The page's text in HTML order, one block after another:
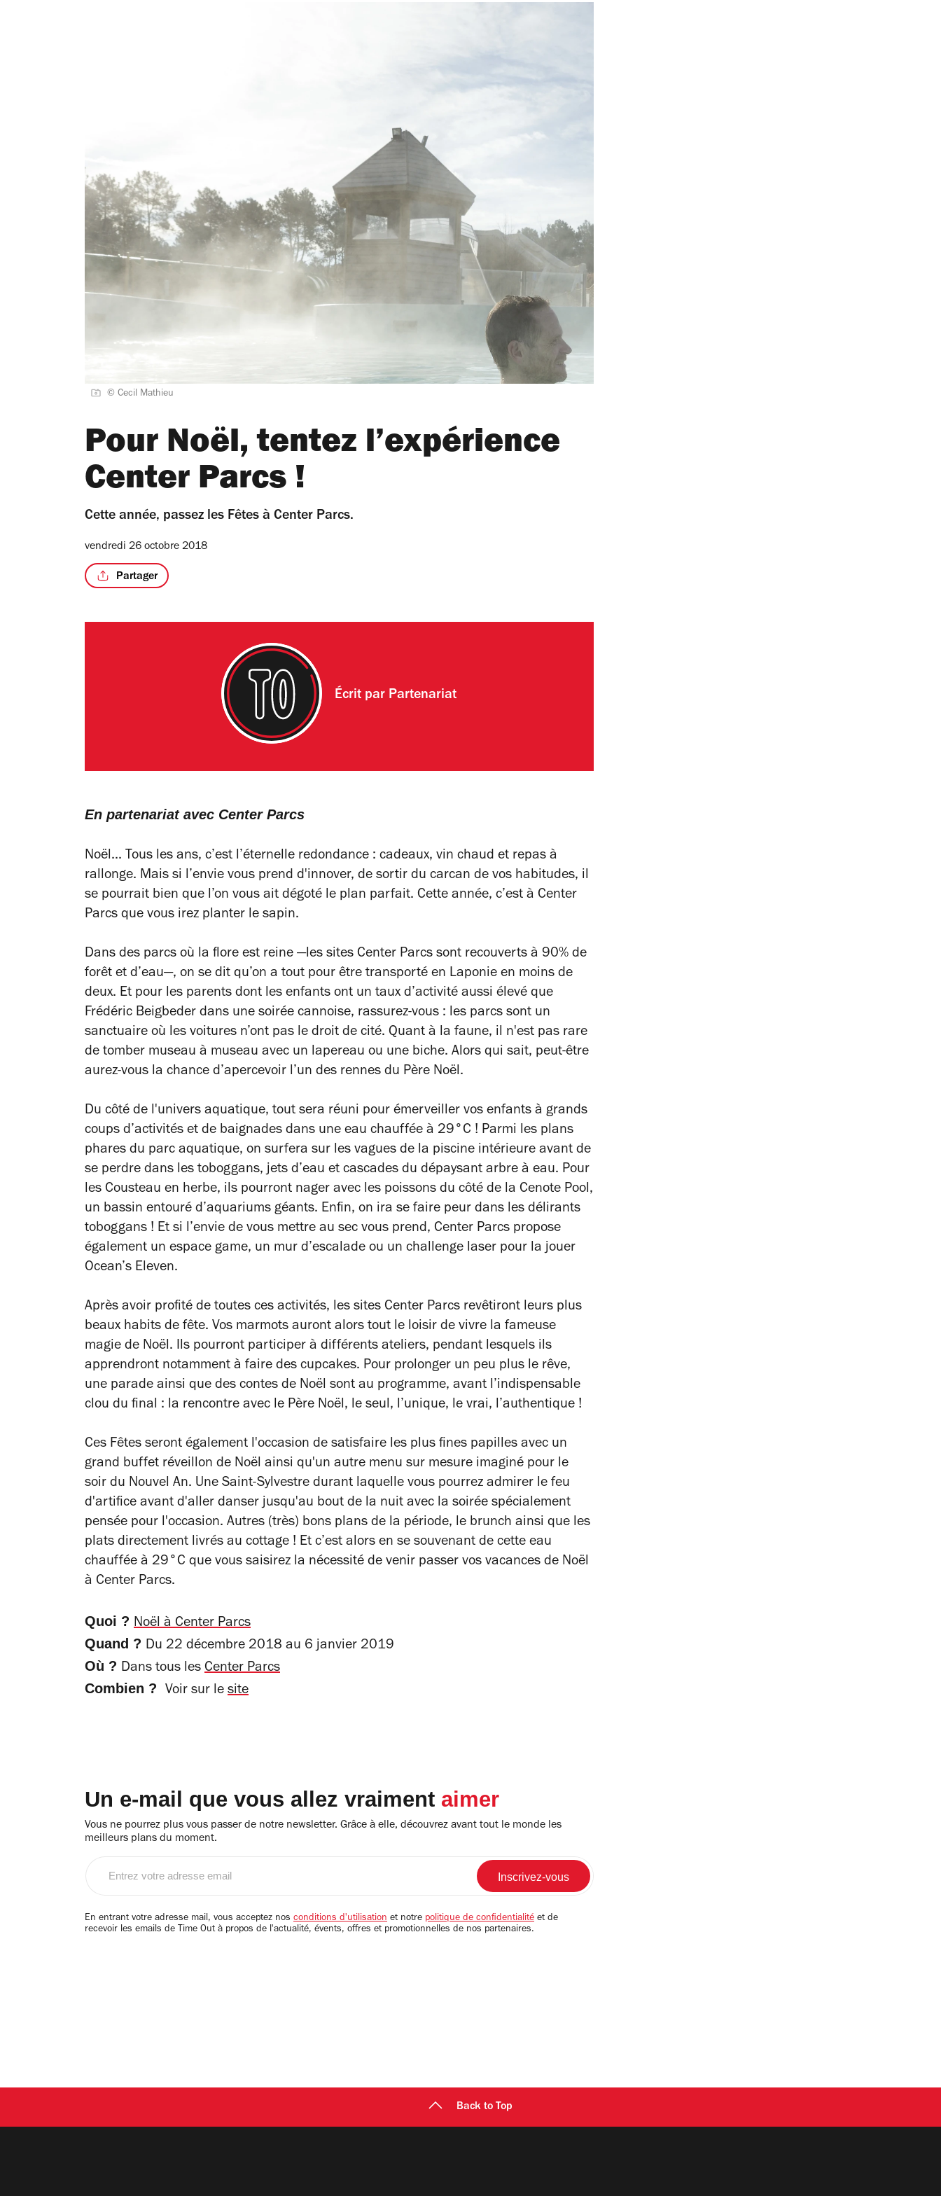
© Cecil Mathieu
Pour Noël, tentez l’expérience
Center Parcs !
Cette année, passez les Fêtes à Center Parcs.
vendredi 26 octobre 2018
Partager
Écrit par Partenariat
En partenariat avec Center Parcs
Noël... Tous les ans, c’est l’éternelle redondance : cadeaux, vin chaud et repas à
rallonge. Mais si l’envie vous prend d'innover, de sortir du carcan de vos habitudes, il
se pourrait bien que l’on vous ait dégoté le plan parfait. Cette année, c’est à Center
Parcs que vous irez planter le sapin.
Dans des parcs où la flore est reine —les sites Center Parcs sont recouverts à 90% de
forêt et d’eau—, on se dit qu’on a tout pour être transporté en Laponie en moins de
deux. Et pour les parents dont les enfants ont un taux d’activité aussi élevé que
Frédéric Beigbeder dans une soirée cannoise, rassurez-vous : les parcs sont un
sanctuaire où les voitures n’ont pas le droit de cité. Quant à la faune, il n'est pas rare
de tomber museau à museau avec un lapereau ou une biche. Alors qui sait, peut-être
aurez-vous la chance d’apercevoir l’un des rennes du Père Noël.
Du côté de l'univers aquatique, tout sera réuni pour émerveiller vos enfants à grands
coups d’activités et de baignades dans une eau chauffée à 29°C ! Parmi les plans
phares du parc aquatique, on surfera sur les vagues de la piscine intérieure avant de
se perdre dans les toboggans, jets d’eau et cascades du dépaysant arbre à eau. Pour
les Cousteau en herbe, ils pourront nager avec les poissons du côté de la Cenote Pool,
un bassin entouré d’aquariums géants. Enfin, on ira se faire peur dans les délirants
toboggans ! Et si l’envie de vous mettre au sec vous prend, Center Parcs propose
également un espace game, un mur d’escalade ou un challenge laser pour la jouer
Ocean’s Eleven.
Après avoir profité de toutes ces activités, les sites Center Parcs revêtiront leurs plus
beaux habits de fête. Vos marmots auront alors tout le loisir de vivre la fameuse
magie de Noël. Ils pourront participer à différents ateliers, pendant lesquels ils
apprendront notamment à faire des cupcakes. Pour prolonger un peu plus le rêve,
une parade ainsi que des contes de Noël sont au programme, avant l’indispensable
clou du final : la rencontre avec le Père Noël, le seul, l’unique, le vrai, l’authentique !
Ces Fêtes seront également l'occasion de satisfaire les plus fines papilles avec un
grand buffet réveillon de Noël ainsi qu'un autre menu sur mesure imaginé pour le
soir du Nouvel An. Une Saint-Sylvestre durant laquelle vous pourrez admirer le feu
d'artifice avant d'aller danser jusqu'au bout de la nuit avec la soirée spécialement
pensée pour l'occasion. Autres (très) bons plans de la période, le brunch ainsi que les
plats directement livrés au cottage ! Et c’est alors en se souvenant de cette eau
chauffée à 29°C que vous saisirez la nécessité de venir passer vos vacances de Noël
à Center Parcs.
Quoi ? Noël à Center Parcs
Quand ? Du 22 décembre 2018 au 6 janvier 2019
Où ? Dans tous les Center Parcs
Combien ? Voir sur le site
Un e-mail que vous allez vraiment aimer
Vous ne pourrez plus vous passer de notre newsletter. Grâce à elle, découvrez avant tout le monde les
meilleurs plans du moment.
email
En entrant votre adresse mail, vous acceptez nos conditions d'utilisation et notre politique de confidentialité et de
recevoir les emails de Time Out à propos de l'actualité, évents, offres et promotionnelles de nos partenaires.
Back to Top